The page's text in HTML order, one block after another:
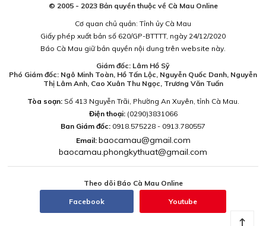
© 2005 - 2023 Bản quyền thuộc về Cà Mau Online
Cơ quan chủ quản: Tỉnh ủy Cà Mau
Giấy phép xuất bản số 620/GP-BTTTT, ngày 24/12/2020
Báo Cà Mau giữ bản quyền nội dung trên website này.
Giám đốc: Lâm Hồ Sỹ
Phó Giám đốc: Ngô Minh Toàn, Hồ Tấn Lộc, Nguyễn Quốc Danh, Nguyễn
Thị Lâm Anh, Cao Xuân Thu Ngọc, Trương Văn Tuấn
Tòa soạn:Số 413 Nguyễn Trãi, Phường An Xuyên, tỉnh Cà Mau.
Điện thoại: (0290)3831066
Ban Giám đốc: 0918.575228 - 0913.780557
Email: baocamau@gmail.com
baocamau.phongkythuat@gmail.com
Theo dõi Báo Cà Mau Online
Facebook Youtube